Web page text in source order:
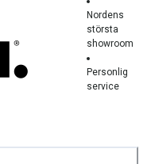
Nordens
största
showroom
Personlig
service